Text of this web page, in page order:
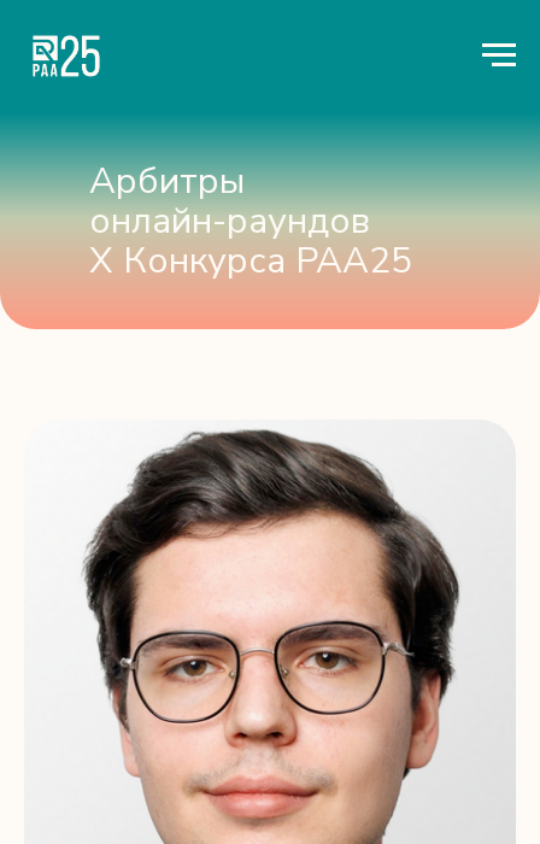
Арбитры
онлайн-раундов
X Конкурса РАА25